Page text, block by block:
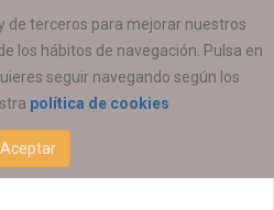
de terceros para mejorar nuestros
los hábitos de navegación. Pulsa en
seguir navegando según los
política de cookies
Aceptar